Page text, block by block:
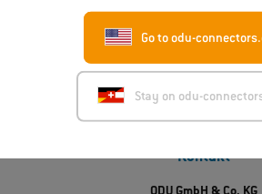
Go to odu-
Stay on odu-
Kontakt